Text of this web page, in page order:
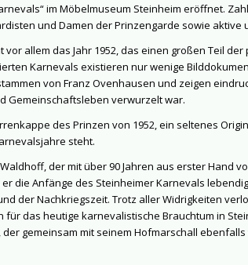
im Möbelmuseum Steinheim eröffnet.
und Damen der Prinzengarde sowie aktive
allem das Jahr 1952, das einen großen Teil
Karnevals existieren nur wenige
von Franz Ovenhausen und zeigen
Gemeinschaftsleben verwurzelt war.
des Prinzen von 1952, ein seltenes
steht.
der mit über 90 Jahren aus erster Hand
die Anfänge des Steinheimer Karnevals
der Nachkriegszeit. Trotz aller Widrigkeiten
das heutige karnevalistische Brauchtum in
gemeinsam mit seinem Hofmarschall